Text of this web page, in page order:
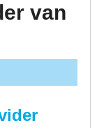
van